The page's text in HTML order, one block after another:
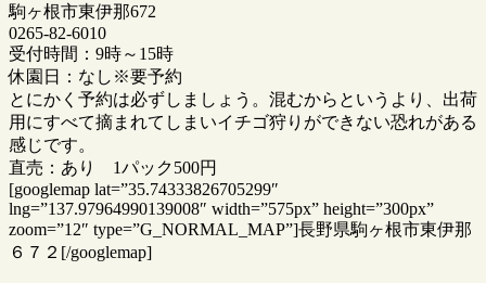
駒ヶ根市東伊那672
0265-82-6010
受付時間：9時～15時
休園日：なし※要予約
とにかく予約は必ずしましょう。混むからというより、出荷
用にすべて摘まれてしまいイチゴ狩りができない恐れがある
感じです。
直売：あり 1パック500円
[googlemap lat=”35.74333826705299″
lng=”137.97964990139008″ width=”575px” height=”300px”
zoom=”12″ type=”G_NORMAL_MAP”]長野県駒ヶ根市東伊那
６７２[/googlemap]